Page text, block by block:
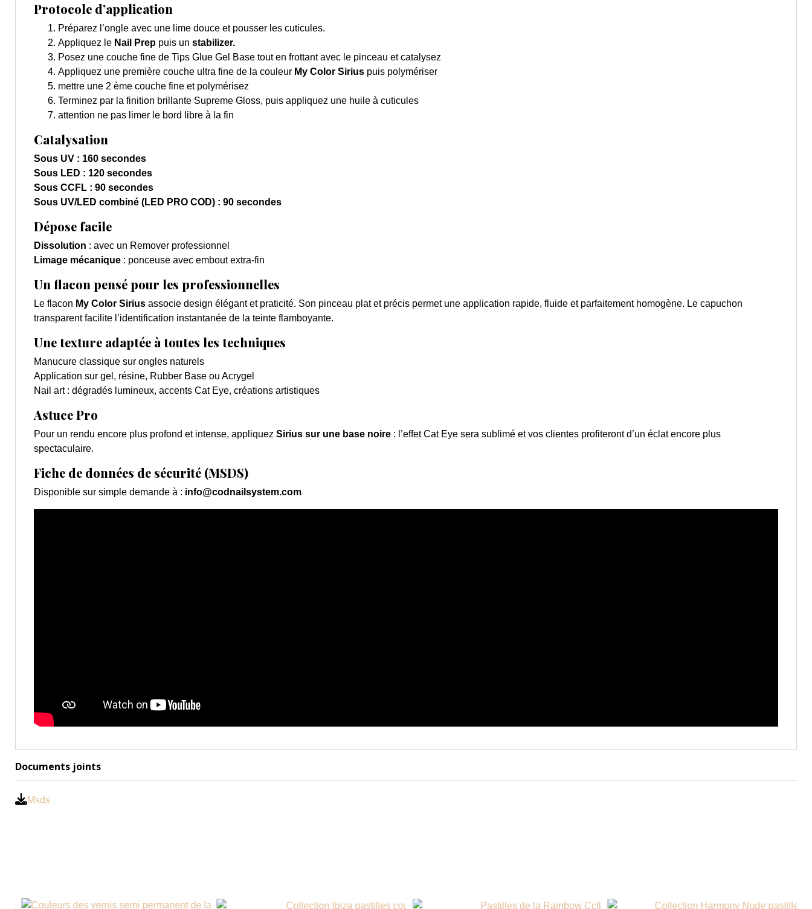
Protocole d’application
Préparez l’ongle avec une lime douce et pousser les cuticules.
Appliquez le Nail Prep puis un stabilizer.
Posez une couche fine de Tips Glue Gel Base tout en frottant avec le pinceau et catalysez
Appliquez une première couche ultra fine de la couleur My Color Sirius puis polymériser
mettre une 2 ème couche fine et polymérisez
Terminez par la finition brillante Supreme Gloss, puis appliquez une huile à cuticules
attention ne pas limer le bord libre à la fin
Catalysation
Sous UV : 160 secondes
Sous LED : 120 secondes
Sous CCFL : 90 secondes
Sous UV/LED combiné (LED PRO COD) : 90 secondes
Dépose facile
Dissolution : avec un Remover professionnel
Limage mécanique : ponceuse avec embout extra-fin
Un flacon pensé pour les professionnelles
Le flacon My Color Sirius associe design élégant et praticité. Son pinceau plat et précis permet une application rapide, fluide et parfaitement homogène. Le capuchon
transparent facilite l’identification instantanée de la teinte flamboyante.
Une texture adaptée à toutes les techniques
Manucure classique sur ongles naturels
Application sur gel, résine, Rubber Base ou Acrygel
Nail art : dégradés lumineux, accents Cat Eye, créations artistiques
Astuce Pro
Pour un rendu encore plus profond et intense, appliquez Sirius sur une base noire : l’effet Cat Eye sera sublimé et vos clientes profiteront d’un éclat encore plus
spectaculaire.
Fiche de données de sécurité (MSDS)
Disponible sur simple demande à : info@codnailsystem.com
Documents joints
Msds